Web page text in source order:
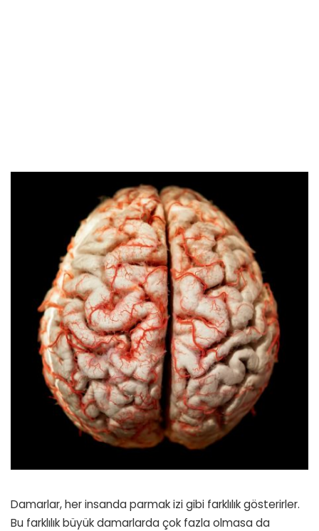
Damarlar, her insanda parmak izi gibi farklılık gösterirler.
Bu farklılık büyük damarlarda çok fazla olmasa da